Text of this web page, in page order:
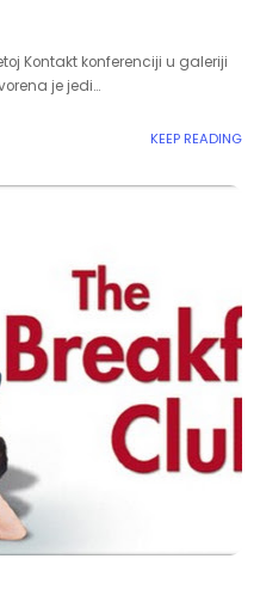
Kontakt konferenciji u galeriji
je jedi…
KEEP READING